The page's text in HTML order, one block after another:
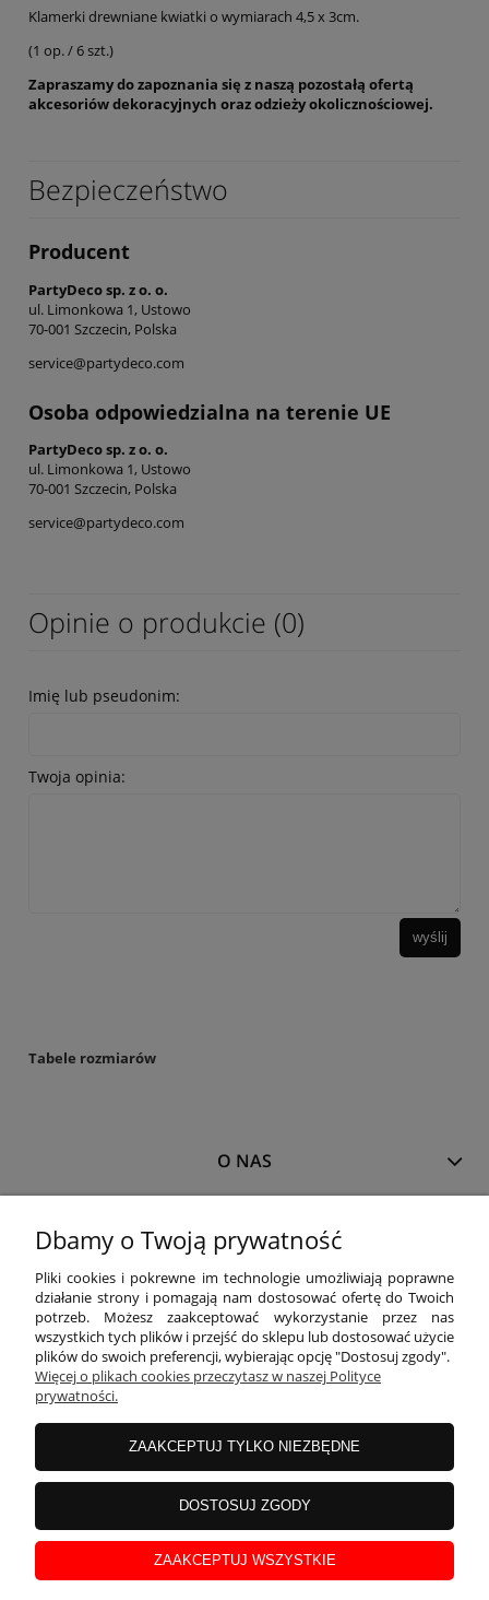
Klamerki drewniane kwiatki o wymiarach 4,5 x 3cm.
(1 op. / 6 szt.)
Zapraszamy do zapoznania się z naszą pozostałą ofertą
akcesoriów dekoracyjnych oraz odzieży okolicznościowej.
Bezpieczeństwo
Producent
PartyDeco sp. z o. o.
ul. Limonkowa 1, Ustowo
70-001 Szczecin, Polska
service@partydeco.com
Osoba odpowiedzialna na terenie UE
PartyDeco sp. z o. o.
ul. Limonkowa 1, Ustowo
70-001 Szczecin, Polska
service@partydeco.com
Opinie o produkcie (0)
Imię lub pseudonim:
Twoja opinia:
wyślij
Tabele rozmiarów
O NAS
MOJE KONTO
PŁATNOŚCI I DOSTAWA
INFORMACJE
KOLEKCJE
Kojro
z siedzibą przy ul. Wojska Polskiego 3A/1, 11-400Kętrzyn
15.
Dbamy o Twoją prywatność
Pliki cookies i pokrewne im technologie umożliwiają poprawne
działanie strony i pomagają nam dostosować ofertę do Twoich
potrzeb. Możesz zaakceptować wykorzystanie przez nas
wszystkich tych plików i przejść do sklepu lub dostosować użycie
plików do swoich preferencji, wybierając opcję "Dostosuj zgody".
Więcej o plikach cookies przeczytasz w naszej Polityce
prywatności.
ZAAKCEPTUJ TYLKO NIEZBĘDNE
DOSTOSUJ ZGODY
ZAAKCEPTUJ WSZYSTKIE